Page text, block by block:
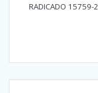
RADICADO